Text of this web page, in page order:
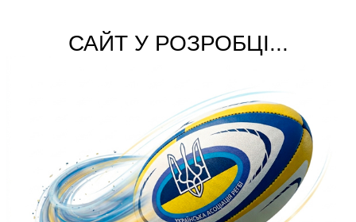
САЙТ У РОЗРОБЦІ...